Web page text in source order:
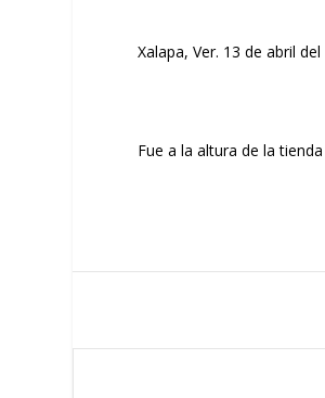
Xalapa, Ver. 13 de abril
Fue a la altura de la